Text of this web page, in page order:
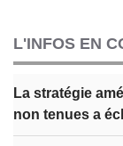
L'INFOS EN
La stratégie
non tenues a